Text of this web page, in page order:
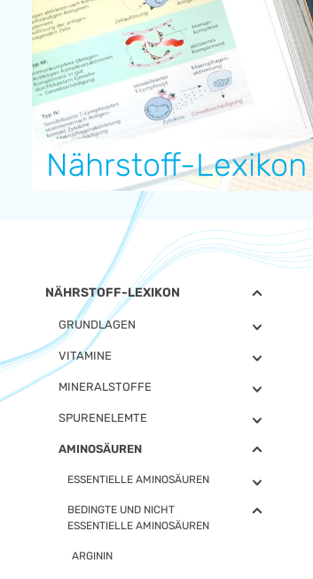
Nährstoff-Lexikon
NÄHRSTOFF-LEXIKON
GRUNDLAGEN
VITAMINE
MINERALSTOFFE
SPURENELEMTE
AMINOSÄUREN
ESSENTIELLE AMINOSÄUREN
BEDINGTE UND NICHT
ESSENTIELLE AMINOSÄUREN
ARGININ